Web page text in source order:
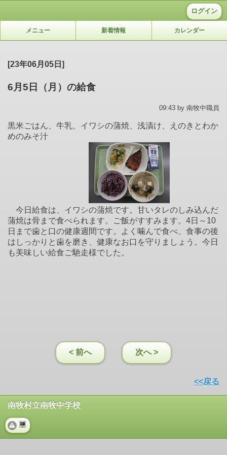
ログイン
メニュー 新着情報 カレンダー
[23年06月05日]
6月5日（月）の給食
09:43 by 南牧中職員
黒米ごはん、牛乳、イワシの蒲焼、浅漬け、えのきとわか
めのみそ汁
今日給食は、イワシの蒲焼です。甘いタレのしみ込んだ
蒲焼は骨まで食べられます。ご飯がすすみます。4日～10
日まで歯と口の健康週間です。よく噛んで食べ、食事の後
はしっかりと歯を磨き、健康なお口を守りましょう。今日
も美味しい給食ご馳走様でした。
< 前へ 次へ >
<<戻る
南牧村立南牧中学校